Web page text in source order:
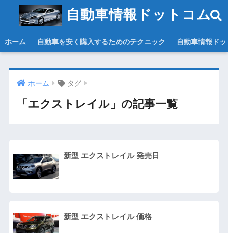
自動車情報ドットコム
ホーム 自動車を安く購入するためのテクニック 自動車情報ド
ホーム タグ
「エクストレイル」の記事一覧
新型 エクストレイル 発売日
新型 エクストレイル 価格